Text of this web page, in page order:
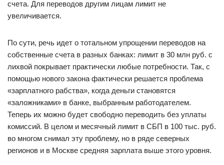
счета. Для переводов другим лицам лимит не
увеличивается.
По сути, речь идет о тотальном упрощении переводов на
собственные счета в разных банках: лимит в 30 млн руб. с
лихвой покрывает практически любые потребности. Так, с
помощью нового закона фактически решается проблема
«зарплатного рабства», когда деньги становятся
«заложниками» в банке, выбранным работодателем.
Теперь их можно будет свободно переводить без уплаты
комиссий. В целом и месячный лимит в СБП в 100 тыс. руб.
во многом снимал эту проблему, но в ряде северных
регионов и в Москве средняя зарплата выше этого уровня.